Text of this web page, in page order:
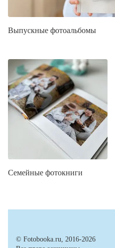
Выпускные фотоальбомы
Семейные фотокниги
© Fotobooka.ru, 2016-2026